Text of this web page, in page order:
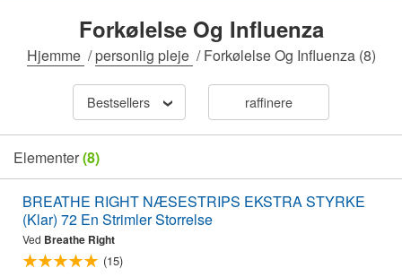
Forkølelse Og Influenza
Hjemme /personlig pleje /Forkølelse Og Influenza(8)
Bestsellers raffinere
Elementer(8)
BREATHE RIGHT NÆSESTRIPS EKSTRA STYRKE
(Klar) 72 En Strimler Storrelse
Ved Breathe Right
(15)